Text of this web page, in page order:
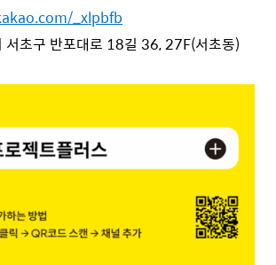
_xlpbfb
서초구 반포대로 18길 36, 27F(서초동)